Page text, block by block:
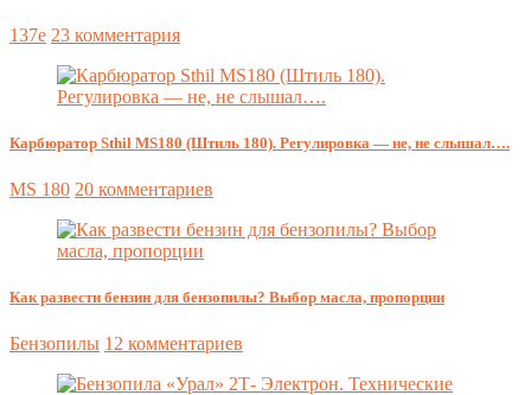
137e 23 комментария
Карбюратор Sthil MS180 (Штиль 180). Регулировка — не, не слышал….
MS 180 20 комментариев
Как развести бензин для бензопилы? Выбор масла, пропорции
Бензопилы 12 комментариев